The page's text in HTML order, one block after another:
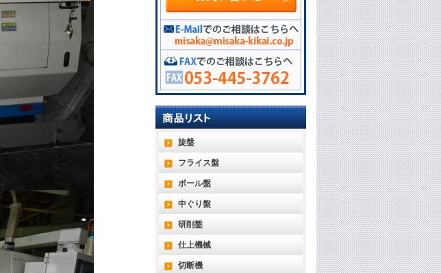
旋盤
フライス盤
ボール盤
中ぐり盤
研削盤
仕上機械
切断機